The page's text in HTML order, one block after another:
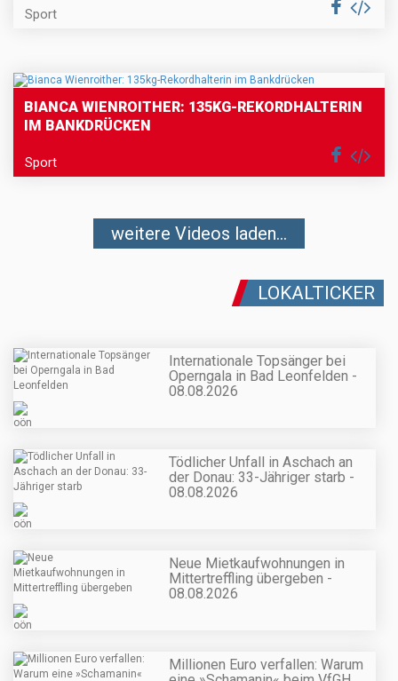
Sport
BIANCA WIENROITHER: 135KG-REKORDHALTERIN
IM BANKDRÜCKEN
Sport
weitere Videos laden...
LOKALTICKER
Internationale Topsänger bei
Operngala in Bad Leonfelden -
08.08.2026
Tödlicher Unfall in Aschach an
der Donau: 33-Jähriger starb -
08.08.2026
Neue Mietkaufwohnungen in
Mittertreffling übergeben -
08.08.2026
Millionen Euro verfallen: Warum